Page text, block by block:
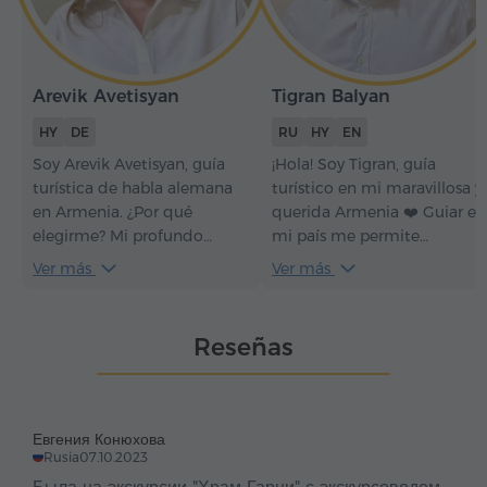
Arevik Avetisyan
HY DE
Soy Arevik Avetisyan, guía
turística de habla alemana
en Armenia. ¿Por qué
elegirme? Mi profundo
conocimiento del
alemán y mi sentido del
humor, hacen de cada
Conmigo, los visitantes
Ver más
Tigran Balyan
RU HY EN
¡Hola! Soy Tigran, guía
turístico en mi maravillosa y
querida Armenia ❤️ Guiar en
mi país me permite
compartir con pasión
experiencia y me encantan
la arquitectura, el vino y las
Ver más
Reseñas
Евгения Конюхова
Rusia07.10.2023